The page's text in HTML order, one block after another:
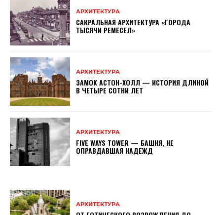
АРХИТЕКТУРА
САКРАЛЬНАЯ АРХИТЕКТУРА «ГОРОДА
ТЫСЯЧИ РЕМЕСЕЛ»
АРХИТЕКТУРА
ЗАМОК АСТОН-ХОЛЛ — ИСТОРИЯ ДЛИНОЙ
В ЧЕТЫРЕ СОТНИ ЛЕТ
АРХИТЕКТУРА
FIVE WAYS TOWER — БАШНЯ, НЕ
ОПРАВДАВШАЯ НАДЕЖД
АРХИТЕКТУРА